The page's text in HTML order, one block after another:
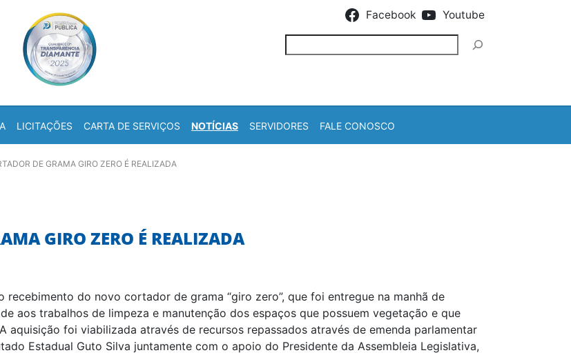
Facebook Youtube
LICITAÇÕES CARTA DE SERVIÇOS NOTÍCIAS SERVIDORES FALE CONOSCO
DE GRAMA GIRO ZERO É REALIZADA
GIRO ZERO É REALIZADA
recebimento do novo cortador de grama “giro zero”, que foi entregue na manhã de
aos trabalhos de limpeza e manutenção dos espaços que possuem vegetação e que
aquisição foi viabilizada através de recursos repassados através de emenda parlamentar
Estadual Guto Silva juntamente com o apoio do Presidente da Assembleia Legislativa,